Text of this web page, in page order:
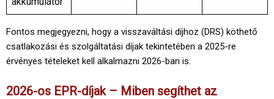
Fontos megjegyezni, hogy a visszaváltási díjhoz (DRS) köthető
csatlakozási és szolgáltatási díjak tekintetében a 2025-re
érvényes tételeket kell alkalmazni 2026-ban is.
2026-os EPR-díjak – Miben segíthet az